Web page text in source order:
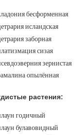
бесформенная
исландская
заборная
сизая
зернистая
опылённая
растения:
годичный
булавовидный